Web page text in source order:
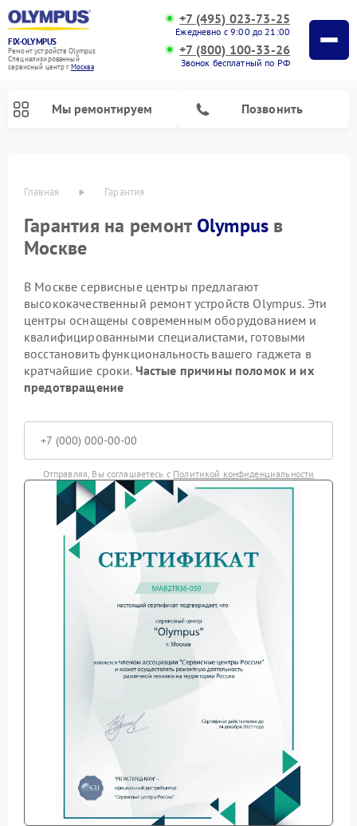
FIX-OLYMPUS
Ремонт устройств Olympus
Специализированный
cервисный центр г.Москва
+7 (495) 023-73-25
Ежедневно с 9:00 до 21:00
+7 (800) 100-33-26
Звонок бесплатный по РФ
Мы ремонтируем Позвонить
Главная Гарантия
Гарантия на ремонт Olympus в
Москве
В Москве сервисные центры предлагают
высококачественный ремонт устройств Olympus. Эти
центры оснащены современным оборудованием и
квалифицированными специалистами, готовыми
восстановить функциональность вашего гаджета в
кратчайшие сроки. Частые причины поломок и их
предотвращение
Отправляя, Вы соглашаетесь с Политикой конфиденциальности